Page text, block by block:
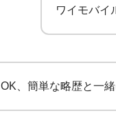
ワイモバイ
OK、簡単な略歴と一